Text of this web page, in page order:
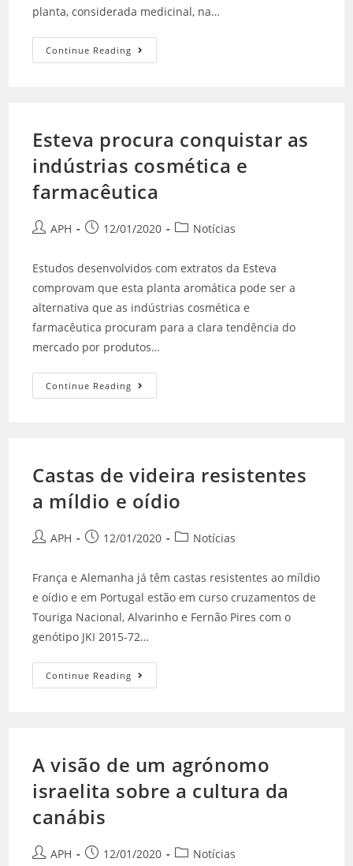
planta, considerada medicinal, na…
Continue Reading
Esteva procura conquistar as
indústrias cosmética e
farmacêutica
APH 12/01/2020 Notícias
Estudos desenvolvidos com extratos da Esteva
comprovam que esta planta aromática pode ser a
alternativa que as indústrias cosmética e
farmacêutica procuram para a clara tendência do
mercado por produtos…
Continue Reading
Castas de videira resistentes
a míldio e oídio
APH 12/01/2020 Notícias
França e Alemanha já têm castas resistentes ao míldio
e oídio e em Portugal estão em curso cruzamentos de
Touriga Nacional, Alvarinho e Fernão Pires com o
genótipo JKI 2015-72…
Continue Reading
A visão de um agrónomo
israelita sobre a cultura da
canábis
APH 12/01/2020 Notícias